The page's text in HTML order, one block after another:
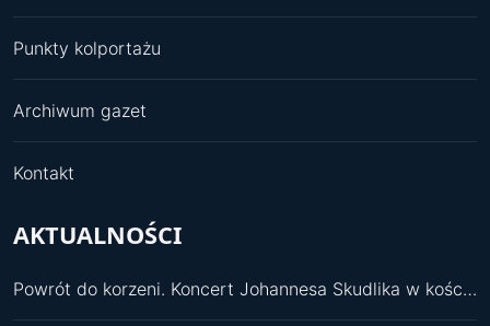
Punkty kolportażu
Archiwum gazet
Kontakt
AKTUALNOŚCI
Powrót do korzeni. Koncert Johannesa Skudlika w kościele św. Pawła